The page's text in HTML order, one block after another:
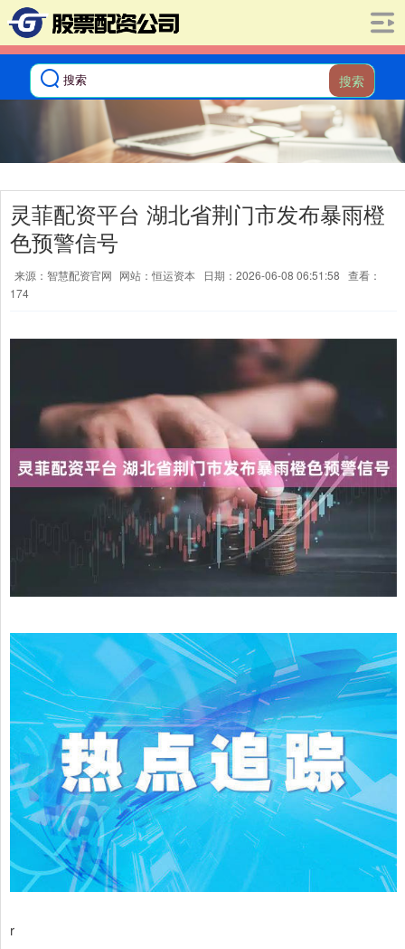
搜索
灵菲配资平台 湖北省荆门市发布暴雨橙
色预警信号
来源：智慧配资官网 网站：恒运资本 日期：2026-06-08 06:51:58 查看：
174
r